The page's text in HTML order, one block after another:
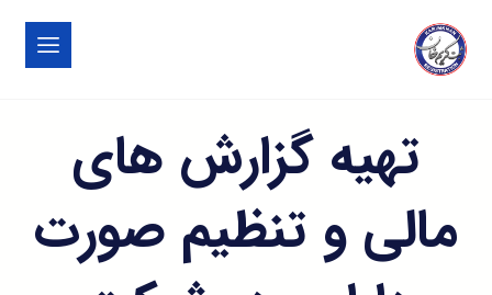
تهیه گزارش های
مالی و تنظیم صورت